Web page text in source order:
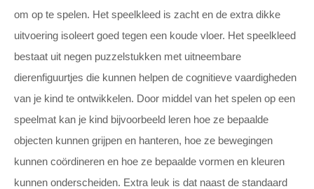
om op te spelen. Het speelkleed is zacht en de extra dikke
uitvoering isoleert goed tegen een koude vloer. Het speelkleed
bestaat uit negen puzzelstukken met uitneembare
dierenfiguurtjes die kunnen helpen de cognitieve vaardigheden
van je kind te ontwikkelen. Door middel van het spelen op een
speelmat kan je kind bijvoorbeeld leren hoe ze bepaalde
objecten kunnen grijpen en hanteren, hoe ze bewegingen
kunnen coördineren en hoe ze bepaalde vormen en kleuren
kunnen onderscheiden. Extra leuk is dat naast de standaard